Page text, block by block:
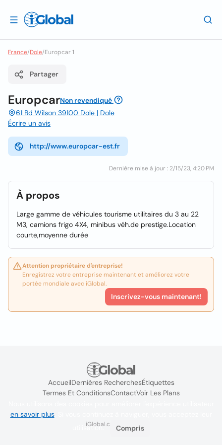
France/Dole/Europcar 1
Partager
EuropcarNon revendiqué
61 Bd Wilson 39100 Dole | Dole
Écrire un avis
http://www.europcar-est.fr
Dernière mise à jour : 2/15/23, 4:20 PM
À propos
Large gamme de véhicules tourisme utilitaires du 3 au 22
M3, camions frigo 4X4, minibus véh.de prestige.Location
courte,moyenne durée
Attention propriétaire d'entreprise!
Enregistrez votre entreprise maintenant et améliorez votre
portée mondiale avec iGlobal.
Inscrivez-vous maintenant!
AccueilDernières RecherchesÉtiquettes
Termes Et ConditionsContactVoir Les Plans
iGlobal.co @ 2024
en savoir plus. Si vous continuez à naviguer, vous acceptez leur
utilisation.
Compris